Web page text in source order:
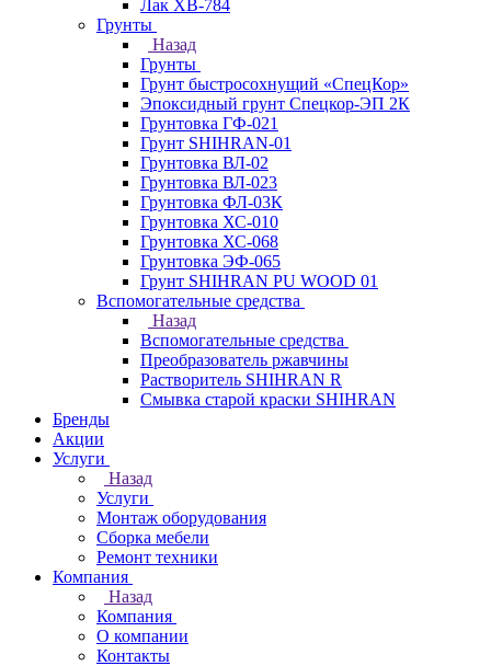
Лак ХВ-784
Грунты
Назад
Грунты
Грунт быстросохнущий «СпецКор»
Эпоксидный грунт Спецкор-ЭП 2К
Грунтовка ГФ-021
Грунт SHIHRAN-01
Грунтовка ВЛ-02
Грунтовка ВЛ-023
Грунтовка ФЛ-03К
Грунтовка ХС-010
Грунтовка ХС-068
Грунтовка ЭФ-065
Грунт SHIHRAN PU WOOD 01
Вспомогательные средства
Назад
Вспомогательные средства
Преобразователь ржавчины
Растворитель SHIHRAN R
Смывка старой краски SHIHRAN
Бренды
Акции
Услуги
Назад
Услуги
Монтаж оборудования
Сборка мебели
Ремонт техники
Компания
Назад
Компания
О компании
Контакты